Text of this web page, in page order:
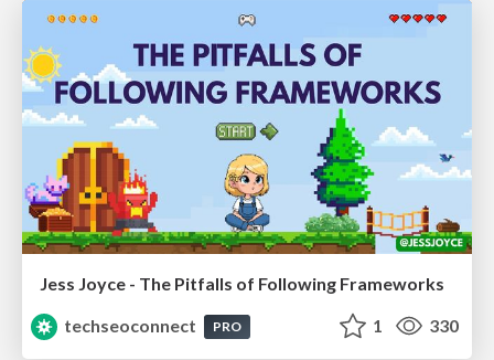
Jess Joyce - The Pitfalls of Following Frameworks
techseoconnect
PRO 1 330